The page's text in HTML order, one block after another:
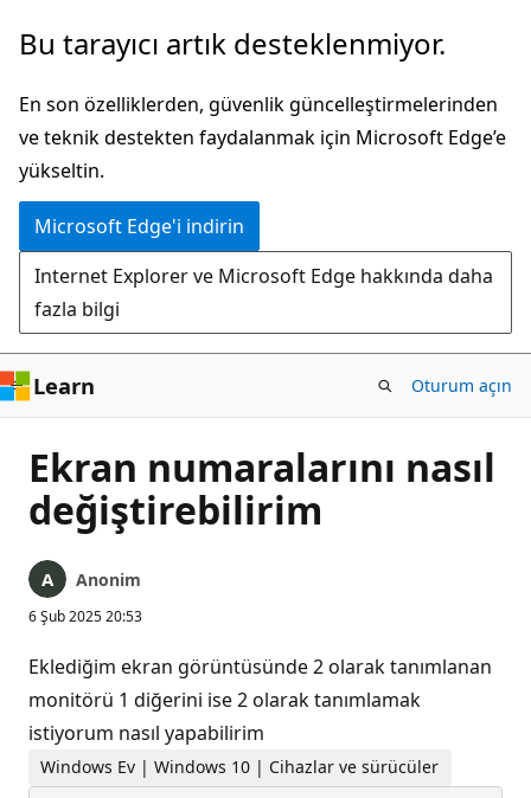
Ana
atla
Bu tarayıcı artık desteklenmiyor.
En son özelliklerden, güvenlik güncelleştirmelerinden
ve teknik destekten faydalanmak için Microsoft Edge’e
yükseltin.
Microsoft Edge'i indirin
Internet Explorer ve Microsoft Edge hakkında daha
fazla bilgi
Learn Oturum açın
Ekran numaralarını nasıl
değiştirebilirim
Anonim
6 Şub 2025 20:53
Eklediğim ekran görüntüsünde 2 olarak tanımlanan
monitörü 1 diğerini ise 2 olarak tanımlamak
istiyorum nasıl yapabilirim
Windows Ev | Windows 10 | Cihazlar ve sürücüler